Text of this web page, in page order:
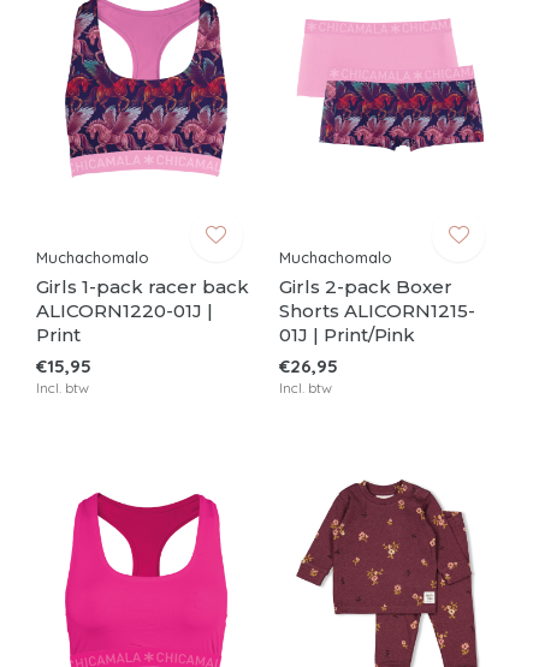
Muchachomalo
Girls 1-pack racer back
ALICORN1220-01J |
Print
€15,95
Incl. btw
Muchachomalo
Girls 2-pack Boxer
Shorts ALICORN1215-
01J | Print/Pink
€26,95
Incl. btw